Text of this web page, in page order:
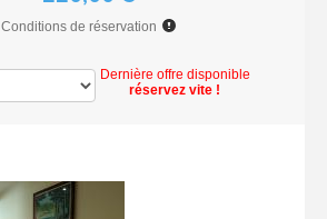
Conditions de réservation
Dernière offre disponible
réservez vite !